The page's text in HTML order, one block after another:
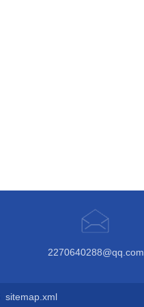
2270640288@qq.com
sitemap.xml